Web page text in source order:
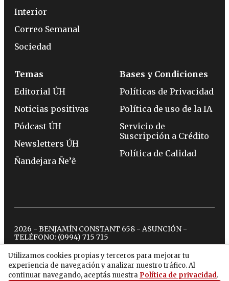
Utilizamos cookies propias y terceros para mejorar tu
experiencia de navegación y analizar nuestro tráfico. Al
continuar navegando, aceptás nuestra Política de privacidad.
Interior
Correo Semanal
Sociedad
Temas
Editorial ÚH
Noticias positivas
Pódcast ÚH
Newsletters ÚH
Ñandejara Ñe’ẽ
Bases y Condiciones
Políticas de Privacidad
Política de uso de la IA
Servicio de
Suscripción a Crédito
Política de Calidad
2026 - BENJAMÍN CONSTANT 658 - ASUNCIÓN -
TELÉFONO: (0994) 715 715
twitterinstagram
facebook
tiktokyoutubespotify